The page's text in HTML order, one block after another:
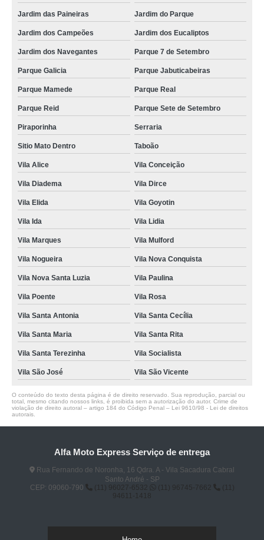
Jardim das Paineiras Jardim do Parque
Jardim dos Campeões Jardim dos Eucaliptos
Jardim dos Navegantes Parque 7 de Setembro
Parque Galicia Parque Jabuticabeiras
Parque Mamede Parque Real
Parque Reid Parque Sete de Setembro
Piraporinha Serraria
Sitio Mato Dentro Taboão
Vila Alice Vila Conceição
Vila Diadema Vila Dirce
Vila Elida Vila Goyotin
Vila Ida Vila Lidia
Vila Marques Vila Mulford
Vila Nogueira Vila Nova Conquista
Vila Nova Santa Luzia Vila Paulina
Vila Poente Vila Rosa
Vila Santa Antonia Vila Santa Cecília
Vila Santa Maria Vila Santa Rita
Vila Santa Terezinha Vila Socialista
Vila São José Vila São Vicente
O conteúdo do texto desta página é de direito reservado. Sua reprodução, parcial ou
total, mesmo citando nossos links, é proibida sem a autorização do autor. Crime de
violação de direito autoral – artigo 184 do Código Penal – Lei 9610/98 - Lei de direitos
autorais
Alfa Moto Express Serviço de entrega
Rua Fernando de Noronha, 16 Qdra. A - Vila Sacadura Cabral
Santo André - SP
CEP: 09060-790
(11) 96027-6532 (11) 96745-7662
(11)
94611-1418